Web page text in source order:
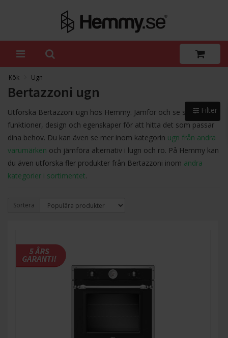
Kök Ugn
Bertazzoni ugn
Utforska Bertazzoni ugn hos Hemmy. Jämför och se skillnader i
funktioner, design och egenskaper för att hitta det som passar
dina behov. Du kan även se mer inom kategorin ugn från andra
varumärken och jämföra alternativ i lugn och ro. På Hemmy kan
du även utforska fler produkter från Bertazzoni inom andra
kategorier i sortimentet.
Sortera
Filter